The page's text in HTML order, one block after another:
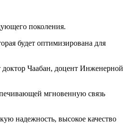
поколения.
будет оптимизирована для
Чаабан, доцент Инженерной
мгновенную связь
надежность, высокое качество